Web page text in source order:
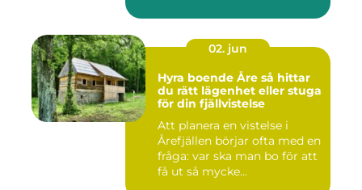
02. jun
Hyra boende Åre så hittar
du rätt lägenhet eller stuga
för din fjällvistelse
Att planera en vistelse i
Årefjällen börjar ofta med en
fråga: var ska man bo för att
få ut så mycke...